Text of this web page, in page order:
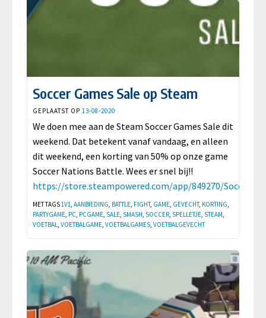
Soccer Games Sale op Steam
GEPLAATST OP 13-08-2020
We doen mee aan de Steam Soccer Games Sale dit
weekend. Dat betekent vanaf vandaag, en alleen
dit weekend, een korting van 50% op onze game
Soccer Nations Battle. Wees er snel bij!!
https://store.steampowered.com/app/849270/
MET TAGS1V1, AANBIEDING, BATTLE, FIGHT, GAME, GEVECHT, KORTING,
PARTYGAME, PC, PCGAME, SALE, SMASH, SOCCER, SPELLETJE, STEAM,
VOETBAL, VOETBALGAME, VOETBALGAMES, VOETBALGEVECHT